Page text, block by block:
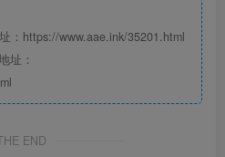
：https://www.aae.ink/35201.html
址：
END